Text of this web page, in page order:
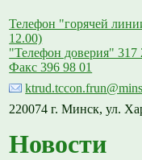
Телефон "горячей
12.00)
"Телефон доверия" 317
Факс 396 98 01
220074 г. Минск, ул.
Новости